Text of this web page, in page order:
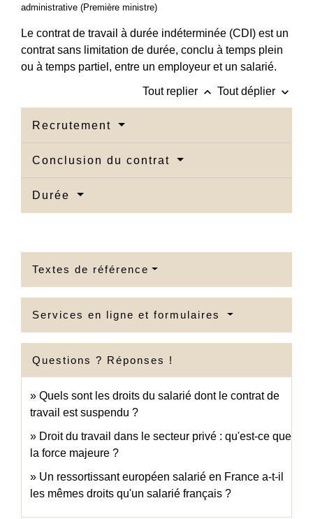
administrative (Première ministre)
Le contrat de travail à durée indéterminée (CDI) est un
contrat sans limitation de durée, conclu à temps plein
ou à temps partiel, entre un employeur et un salarié.
Tout replier keyboard_arrow_up Tout déplier keyboard_arrow_down
Recrutement
Conclusion du contrat
Durée
Textes de référence
Services en ligne et formulaires
Questions ? Réponses !
Quels sont les droits du salarié dont le contrat de
travail est suspendu ?
Droit du travail dans le secteur privé : qu'est-ce que
la force majeure ?
Un ressortissant européen salarié en France a-t-il
les mêmes droits qu'un salarié français ?